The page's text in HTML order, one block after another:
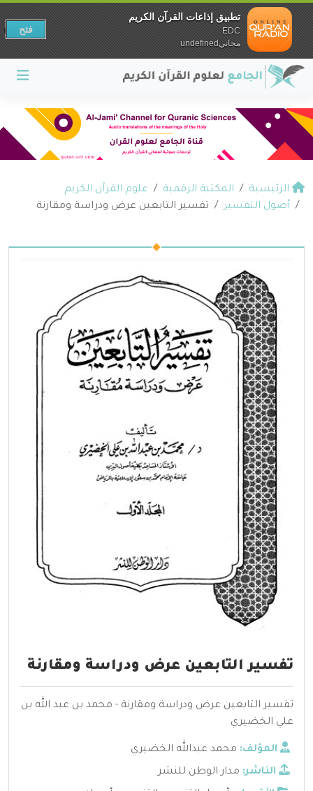
الرئيسية المكتبة الرقمية
علوم القرآن الكريم
أصول التفسير
تفسير التابعين عرض ودراسة ومقارنة
تفسير التابعين عرض ودراسة ومقارنة
تفسير التابعين عرض ودراسة ومقارنة - محمد بن عبد الله بن
علي الخضيري
المؤلف: محمد عبدالله الخضيري
الناشر: مدار الوطن للنشر
تطبيق إذاعات القرآن الكريم
EDC
مجانيundefined
فتح